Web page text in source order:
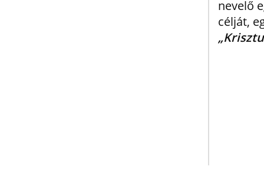
nevelő
célját,